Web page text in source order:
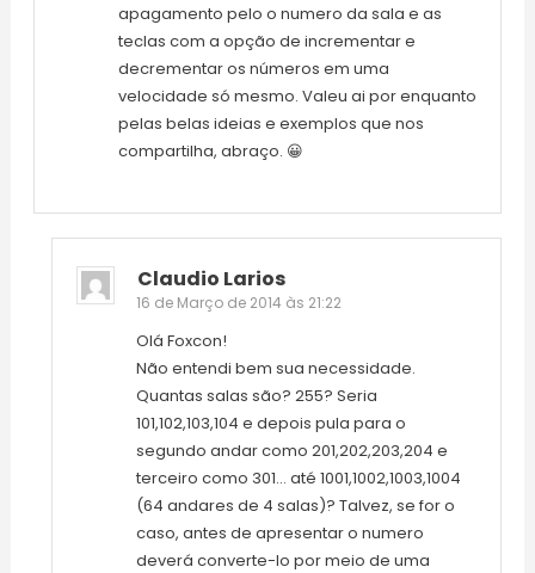
apagamento pelo o numero da sala e as
teclas com a opção de incrementar e
decrementar os números em uma
velocidade só mesmo. Valeu ai por enquanto
pelas belas ideias e exemplos que nos
compartilha, abraço. 😀
Claudio Larios
16 de Março de 2014 às 21:22
Olá Foxcon!
Não entendi bem sua necessidade.
Quantas salas são? 255? Seria
101,102,103,104 e depois pula para o
segundo andar como 201,202,203,204 e
terceiro como 301… até 1001,1002,1003,1004
(64 andares de 4 salas)? Talvez, se for o
caso, antes de apresentar o numero
deverá converte-lo por meio de uma